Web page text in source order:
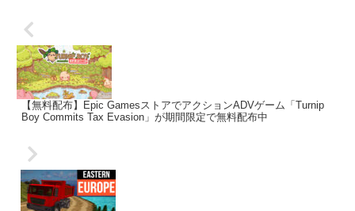
【無料配布】Epic GamesストアでアクションADVゲーム「Turnip
Boy Commits Tax Evasion」が期間限定で無料配布中